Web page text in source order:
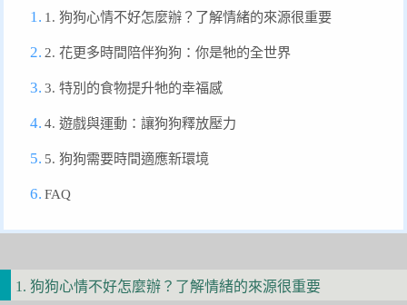
1. 狗狗心情不好怎麼辦？了解情緒的來源很重要
2. 花更多時間陪伴狗狗：你是牠的全世界
3. 特別的食物提升牠的幸福感
4. 遊戲與運動：讓狗狗釋放壓力
5. 狗狗需要時間適應新環境
FAQ
1. 狗狗心情不好怎麼辦？了解情緒的來源很重要